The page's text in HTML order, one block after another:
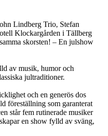
Lindberg Trio, Stefan
Klockargården i Tällberg
skorsten! – En julshow
av musik, humor och
jultraditioner.
och en generös dos
föreställning som garanterat
står fem rutinerade musiker
en show fylld av sväng,